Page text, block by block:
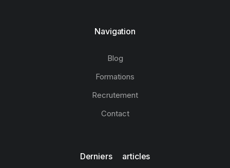
Navigation
Blog
Formations
Recrutement
Contact
Derniers articles